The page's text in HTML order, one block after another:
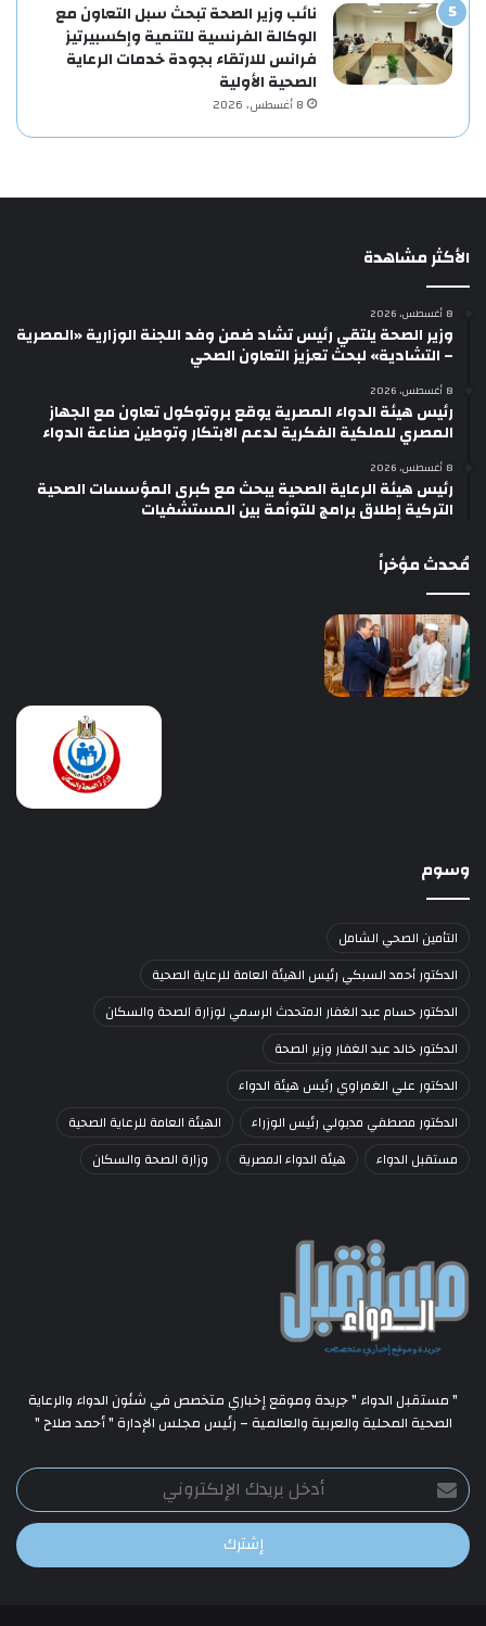
نائب وزير الصحة تبحث سبل التعاون مع
الوكالة الفرنسية للتنمية وإكسبيرتيز
فرانس للارتقاء بجودة خدمات الرعاية
الصحية الأولية
8 أغسطس، 2026
الأكثر مشاهدة
8 أغسطس، 2026
وزير الصحة يلتقي رئيس تشاد ضمن وفد اللجنة الوزارية «المصرية
– التشادية» لبحث تعزيز التعاون الصحي
8 أغسطس، 2026
رئيس هيئة الدواء المصرية يوقع بروتوكول تعاون مع الجهاز
المصري للملكية الفكرية لدعم الابتكار وتوطين صناعة الدواء
8 أغسطس، 2026
رئيس هيئة الرعاية الصحية يبحث مع كبرى المؤسسات الصحية
التركية إطلاق برامج للتوأمة بين المستشفيات
مُحدث مؤخراً
وسوم
التأمين الصحي الشامل
الدكتور أحمد السبكي رئيس الهيئة العامة للرعاية الصحية
الدكتور حسام عبد الغفار المتحدث الرسمي لوزارة الصحة والسكان
الدكتور خالد عبد الغفار وزير الصحة
الدكتور علي الغمراوي رئيس هيئة الدواء
الدكتور مصطفي مدبولي رئيس الوزراء
الهيئة العامة للرعاية الصحية
مستقبل الدواء
هيئة الدواء المصرية وزارة الصحة والسكان
" مستقبل الدواء " جريدة وموقع إخباري متخصص في شئون الدواء والرعاية
الصحية المحلية والعربية والعالمية – رئيس مجلس الإدارة " أحمد صلاح "
أدخل
بريدك
الإلكتروني